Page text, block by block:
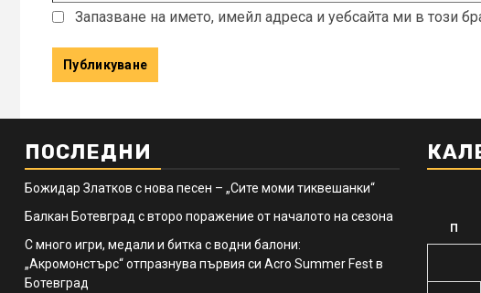
Запазване на името, имейл адреса и уебсайта ми в този
ПОСЛЕДНИ
Божидар Златков с нова песен – „Сите моми тиквешанки“
Балкан Ботевград с второ поражение от началото на сезона
С много игри, медали и битка с водни балони:
„Акромонстърс“ отпразнува първия си Acro Summer Fest в
Ботевград
П